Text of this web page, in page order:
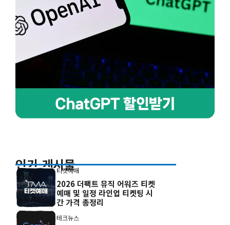
인기 게시물
티켓예매
2026 더팩트 뮤직 어워즈 티켓
예매 및 일정 라인업 티켓팅 시
간 가격 총정리
테크뉴스